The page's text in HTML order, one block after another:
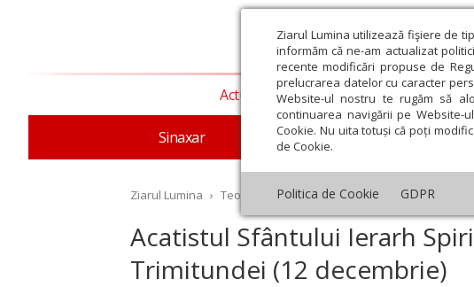
Ziarul Lumina utilizează fişiere de
informăm că ne-am actualizat
recente modificări propuse de
prelucrarea datelor cu caracter
Website-ul nostru te rugăm să
continuarea navigării pe Website-
Cookie. Nu uita totuși că poți
de Cookie.
Politica de Cookie GDPR
Actualitate religioasă Teologie și
Sinaxar Apostolul zilei Evanghelia zilei
Ziarul Lumina › Teologie și spiritualitate › Rugăciuni ›
Acatistul Sfântului Ierarh
Trimitundei (12 decembrie)